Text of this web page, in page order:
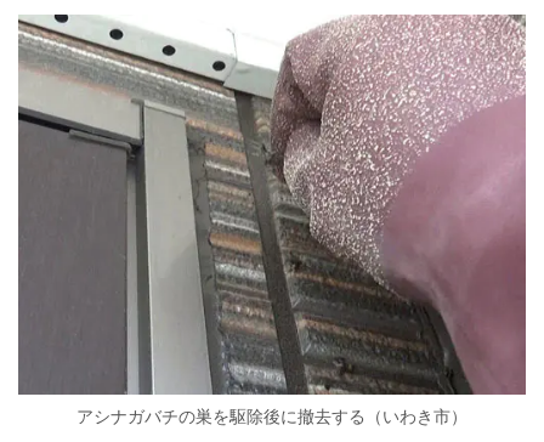
アシナガバチの巣を駆除後に撤去する（いわき市）